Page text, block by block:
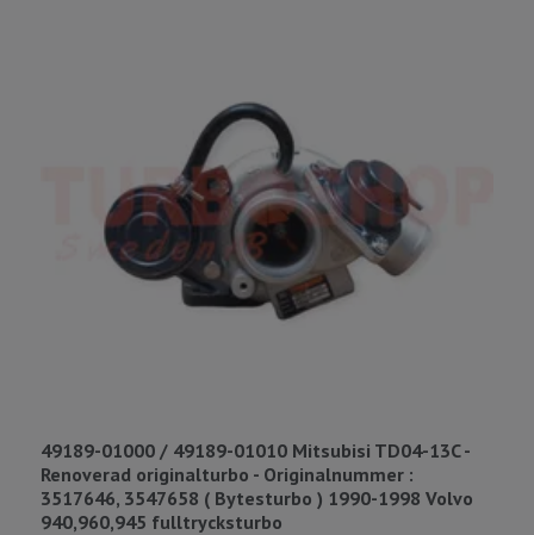
49189-01000 / 49189-01010 Mitsubisi TD04-13C -
Renoverad originalturbo - Originalnummer :
3517646, 3547658 ( Bytesturbo ) 1990-1998 Volvo
940,960,945 fulltrycksturbo